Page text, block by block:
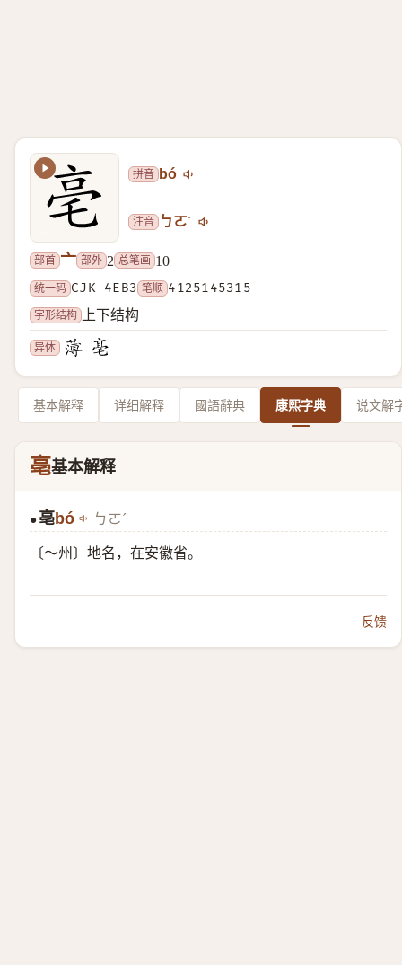
拼音 bó
注音 ㄅㄛˊ
部首 亠 部外 2 总笔画 10
统一码 CJK 4EB3 笔顺 4125145315
字形结构
上下结构
异体
基本解释 详细解释 國語辭典 康熙字典 说文解
亳基本解释
● 亳bó ㄅㄛˊ
〔～州〕地名，在安徽省。
反馈